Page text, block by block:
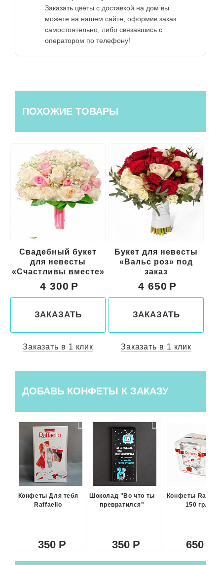
Заказать цветы с доставкой на дом вы
можете на нашем сайте, оформив заказ
самостоятельно, либо связавшись с
оператором по телефону!
ПОХОЖИЕ ТОВАРЫ
Свадебный букет
для невесты
«Счастливы вместе»
4 300
ЗАКАЗАТЬ
Заказать в 1 клик
Букет для невесты
«Вальс роз» под
заказ
4 650
ЗАКАЗАТЬ
Заказать в 1 клик
ДОБАВЬ КОНФЕТЫ К ЗАКАЗУ
Конфеты Для тебя
Raffaello
350
Шоколад "Во что ты
превратился"
350
Конфеты
150 гр.
650